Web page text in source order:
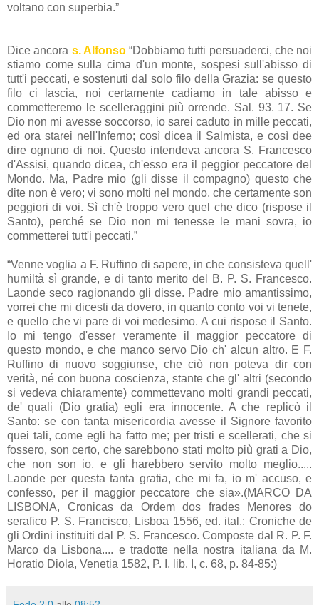
voltano con superbia.”
Dice ancora s. Alfonso“Dobbiamo tutti persuaderci, che noi
stiamo come sulla cima d'un monte, sospesi sull'abisso di
tutt'i peccati, e sostenuti dal solo filo della Grazia: se questo
filo ci lascia, noi certamente cadiamo in tale abisso e
commetteremo le scelleraggini più orrende. Sal. 93. 17. Se
Dio non mi avesse soccorso, io sarei caduto in mille peccati,
ed ora starei nell'Inferno; così dicea il Salmista, e così dee
dire ognuno di noi. Questo intendeva ancora S. Francesco
d'Assisi, quando dicea, ch'esso era il peggior peccatore del
Mondo. Ma, Padre mio (gli disse il compagno) questo che
dite non è vero; vi sono molti nel mondo, che certamente son
peggiori di voi. Sì ch'è troppo vero quel che dico (rispose il
Santo), perché se Dio non mi tenesse le mani sovra, io
commetterei tutt'i peccati.”
“Venne voglia a F. Ruffino di sapere, in che consisteva quell'
humiltà sì grande, e di tanto merito del B. P. S. Francesco.
Laonde seco ragionando gli disse. Padre mio amantissimo,
vorrei che mi dicesti da dovero, in quanto conto voi vi tenete,
e quello che vi pare di voi medesimo. A cui rispose il Santo.
Io mi tengo d'esser veramente il maggior peccatore di
questo mondo, e che manco servo Dio ch' alcun altro. E F.
Ruffino di nuovo soggiunse, che ciò non poteva dir con
verità, né con buona coscienza, stante che gl' altri (secondo
si vedeva chiaramente) commettevano molti grandi peccati,
de' quali (Dio gratia) egli era innocente. A che replicò il
Santo: se con tanta misericordia avesse il Signore favorito
quei tali, come egli ha fatto me; per tristi e scellerati, che si
fossero, son certo, che sarebbono stati molto più grati a Dio,
che non son io, e gli harebbero servito molto meglio.....
Laonde per questa tanta gratia, che mi fa, io m' accuso, e
confesso, per il maggior peccatore che sia».(MARCO DA
LISBONA, Cronicas da Ordem dos frades Menores do
serafico P. S. Francisco, Lisboa 1556, ed. ital.: Croniche de
gli Ordini instituiti dal P. S. Francesco. Composte dal R. P. F.
Marco da Lisbona.... e tradotte nella nostra italiana da M.
Horatio Diola, Venetia 1582, P. I, lib. I, c. 68, p. 84-85:)